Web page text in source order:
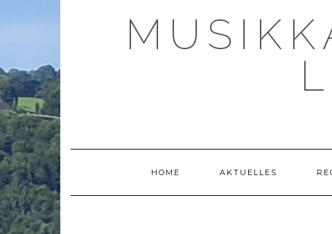
HOME AKTUELLES